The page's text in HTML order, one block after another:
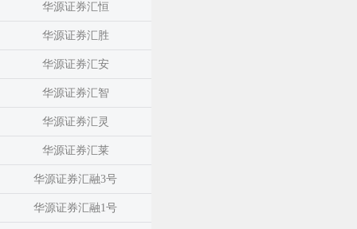
华源证券汇恒
华源证券汇胜
华源证券汇安
华源证券汇智
华源证券汇灵
华源证券汇莱
华源证券汇融3号
华源证券汇融1号